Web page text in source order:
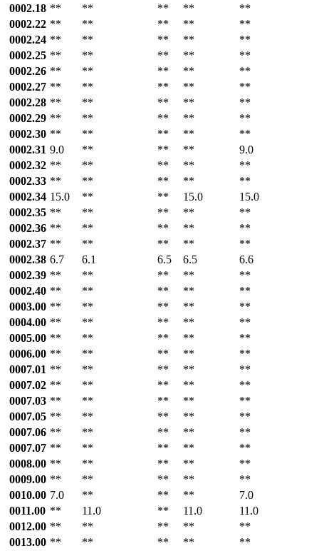
0002.18 ** ** ** **
**
0002.22 ** ** ** **
**
0002.24 ** ** ** **
**
0002.25 ** ** ** **
**
0002.26 ** ** ** **
**
0002.27 ** ** ** **
**
0002.28 ** ** ** **
**
0002.29 ** ** ** **
**
0002.30 ** ** ** **
**
0002.31 9.0 ** ** **
9.0
0002.32 ** ** ** **
**
0002.33 ** ** ** **
**
0002.34 15.0 ** ** 15.0
15.0
0002.35 ** ** ** **
**
0002.36 ** ** ** **
**
0002.37 ** ** ** **
**
0002.38 6.7 6.1 6.5 6.5
6.6
0002.39 ** ** ** **
**
0002.40 ** ** ** **
**
0003.00 ** ** ** **
**
0004.00 ** ** ** **
**
0005.00 ** ** ** **
**
0006.00 ** ** ** **
**
0007.01 ** ** ** **
**
0007.02 ** ** ** **
**
0007.03 ** ** ** **
**
0007.05 ** ** ** **
**
0007.06 ** ** ** **
**
0007.07 ** ** ** **
**
0008.00 ** ** ** **
**
0009.00 ** ** ** **
**
0010.00 7.0 ** ** **
7.0
0011.00 ** 11.0 ** 11.0
11.0
0012.00 ** ** ** **
**
0013.00 ** ** ** **
**